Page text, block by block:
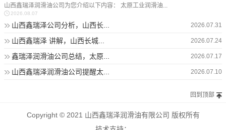
山西鑫瑞泽润滑油公司为您介绍以下内容： 太原工业润滑油...
2026.08.07
山西鑫瑞泽公司分析，山西长... 2026.07.31
山西鑫瑞泽 讲解，山西长城... 2026.07.24
鑫瑞泽润滑油公司总结，太原... 2026.07.17
山西鑫瑞泽润滑油公司提醒太... 2026.07.10
回到顶部
Copyright © 2021 山西鑫瑞泽润滑油有限公司 版权所有